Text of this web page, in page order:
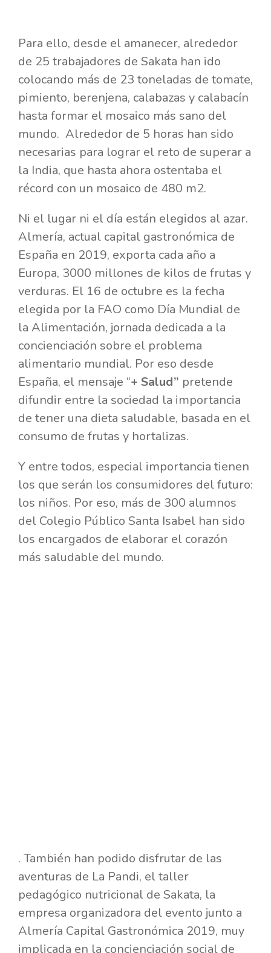
Para ello, desde el amanecer, alrededor
de 25 trabajadores de Sakata han ido
colocando más de 23 toneladas de tomate,
pimiento, berenjena, calabazas y calabacín
hasta formar el mosaico más sano del
mundo. Alrededor de 5 horas han sido
necesarias para lograr el reto de superar a
la India, que hasta ahora ostentaba el
récord con un mosaico de 480 m2.
Ni el lugar ni el día están elegidos al azar.
Almería, actual capital gastronómica de
España en 2019, exporta cada año a
Europa, 3000 millones de kilos de frutas y
verduras. El 16 de octubre es la fecha
elegida por la FAO como Día Mundial de
la Alimentación, jornada dedicada a la
concienciación sobre el problema
alimentario mundial. Por eso desde
España, el mensaje “+ Salud” pretende
difundir entre la sociedad la importancia
de tener una dieta saludable, basada en el
consumo de frutas y hortalizas.
Y entre todos, especial importancia tienen
los que serán los consumidores del futuro:
los niños. Por eso, más de 300 alumnos
del Colegio Público Santa Isabel han sido
los encargados de elaborar el corazón
más saludable del mundo.
. También han podido disfrutar de las
aventuras de La Pandi, el taller
pedagógico nutricional de Sakata, la
empresa organizadora del evento junto a
Almería Capital Gastronómica 2019, muy
implicada en la concienciación social de